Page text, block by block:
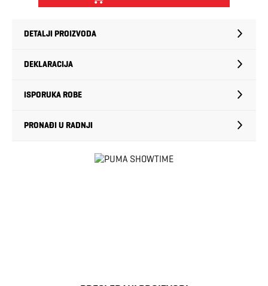
DETALJI PROIZVODA
DEKLARACIJA
ISPORUKA ROBE
PRONAĐI U RADNJI